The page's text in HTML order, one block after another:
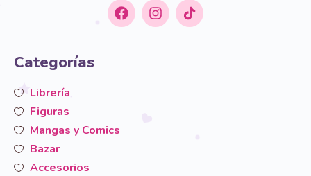
Categorías
Librería
Figuras
Mangas y Comics
Bazar
Accesorios